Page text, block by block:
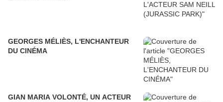
GEORGES MÉLIÈS, L'ENCHANTEUR
DU CINÉMA
GIAN MARIA VOLONTÉ, UN ACTEUR